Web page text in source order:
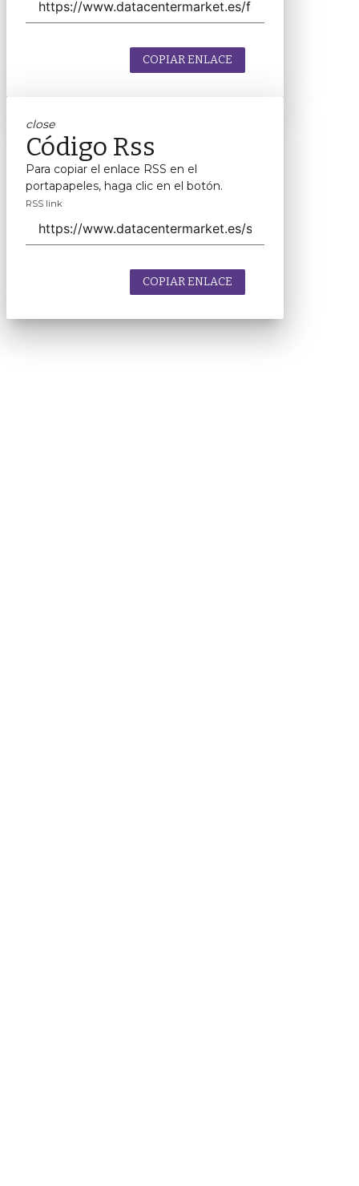
COPIAR ENLACE
close
Código Rss
Para copiar el enlace RSS en el
portapapeles, haga clic en el botón.
RSS link
COPIAR ENLACE